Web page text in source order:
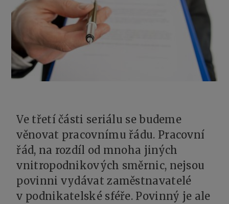
Ve třetí části seriálu se budeme
věnovat pracovnímu řádu. Pracovní
řád, na rozdíl od mnoha jiných
vnitropodnikových směrnic, nejsou
povinni vydávat zaměstnavatelé
v podnikatelské sféře. Povinný je ale